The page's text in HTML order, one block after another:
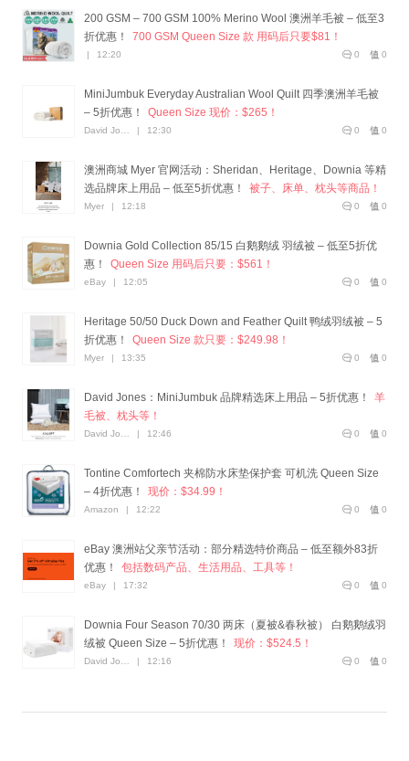
200 GSM – 700 GSM 100% Merino Wool 澳洲羊毛被 – 低至3
折优惠！
700 GSM Queen Size 款 用码后只要$81！
0
0
| 12:20
MiniJumbuk Everyday Australian Wool Quilt 四季澳洲羊毛被
– 5折优惠！
Queen Size 现价：$265！
0
0
David Jones | 12:30
澳洲商城 Myer 官网活动：Sheridan、Heritage、Downia 等精
选品牌床上用品 – 低至5折优惠！
被子、床单、枕头等商品！
0
0
Myer | 12:18
Downia Gold Collection 85/15 白鹅鹅绒 羽绒被 – 低至5折优
惠！
Queen Size 用码后只要：$561！
0
0
eBay | 12:05
Heritage 50/50 Duck Down and Feather Quilt 鸭绒羽绒被 – 5
折优惠！
Queen Size 款只要：$249.98！
0
0
Myer | 13:35
David Jones：MiniJumbuk 品牌精选床上用品 – 5折优惠！
羊
毛被、枕头等！
0
0
David Jones | 12:46
Tontine Comfortech 夹棉防水床垫保护套 可机洗 Queen Size
– 4折优惠！
现价：$34.99！
0
0
Amazon | 12:22
eBay 澳洲站父亲节活动：部分精选特价商品 – 低至额外83折
优惠！
包括数码产品、生活用品、工具等！
0
0
eBay | 17:32
Downia Four Season 70/30 两床（夏被&春秋被） 白鹅鹅绒羽
绒被 Queen Size – 5折优惠！
现价：$524.5！
0
0
David Jones | 12:16